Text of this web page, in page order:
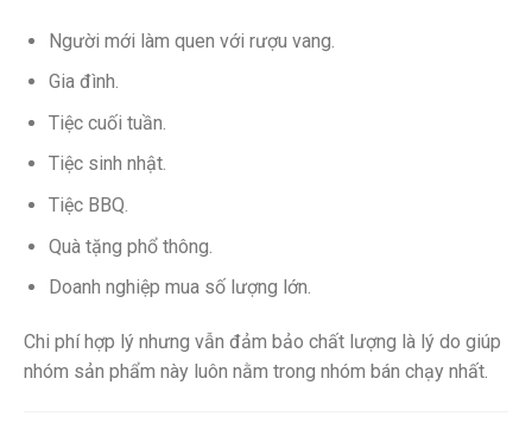
Người mới làm quen với rượu vang.
Gia đình.
Tiệc cuối tuần.
Tiệc sinh nhật.
Tiệc BBQ.
Quà tặng phổ thông.
Doanh nghiệp mua số lượng lớn.
Chi phí hợp lý nhưng vẫn đảm bảo chất lượng là lý do giúp
nhóm sản phẩm này luôn nằm trong nhóm bán chạy nhất.